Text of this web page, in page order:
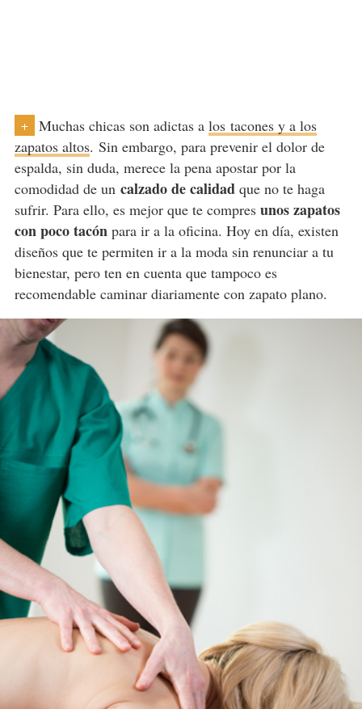
+ Muchas chicas son adictas a los tacones y a los
zapatos altos. Sin embargo, para prevenir el dolor de
espalda, sin duda, merece la pena apostar por la
comodidad de un calzado de calidad que no te haga
sufrir. Para ello, es mejor que te compres unos zapatos
con poco tacón para ir a la oficina. Hoy en día, existen
diseños que te permiten ir a la moda sin renunciar a tu
bienestar, pero ten en cuenta que tampoco es
recomendable caminar diariamente con zapato plano.